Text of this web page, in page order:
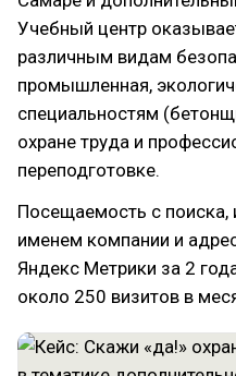
Учебный центр
различным видам
промышленная,
специальностям
охране труда и
переподготовке.
Посещаемость с
именем компании и
Яндекс Метрики за 2
около 250 визитов в